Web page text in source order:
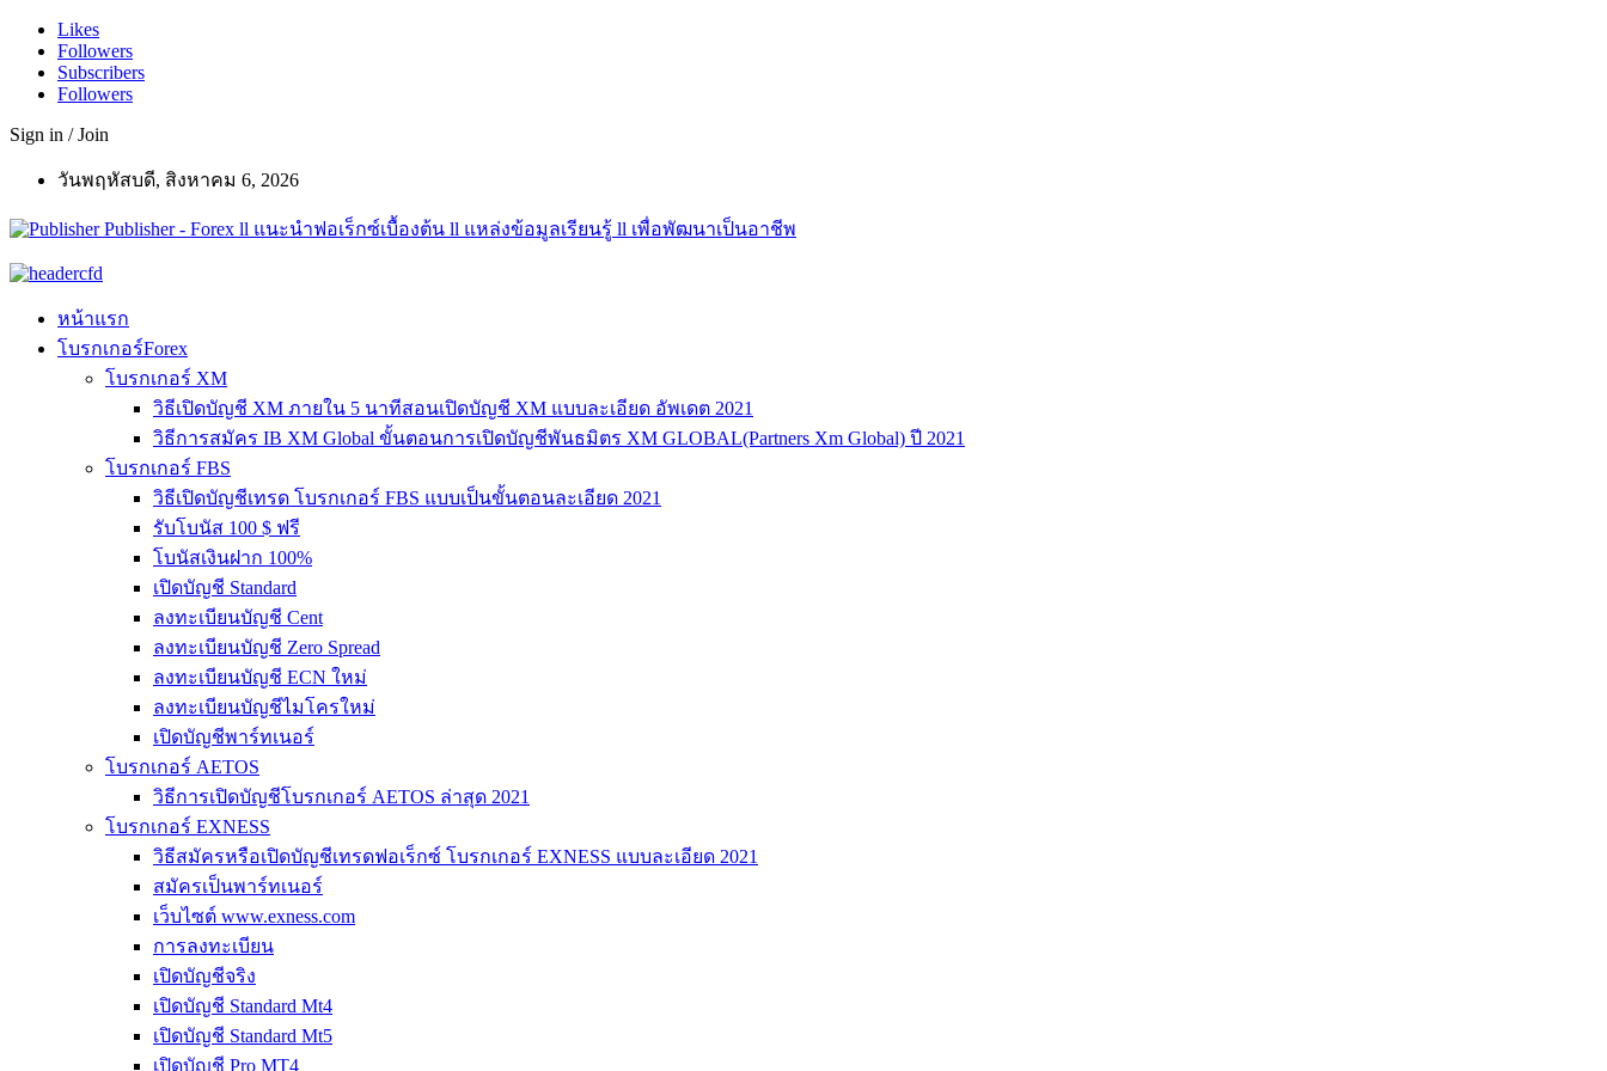
Likes
Followers
Subscribers
Followers
Sign in / Join
วันพฤหัสบดี, สิงหาคม 6, 2026
Publisher - Forex ll แนะนำฟอเร็กซ์เบื้องต้น ll แหล่งข้อมูลเรียนรู้ ll เพื่อพัฒนาเป็นอาชีพ
หน้าแรก
โบรกเกอร์Forex
โบรกเกอร์ XM
วิธีเปิดบัญชี XM ภายใน 5 นาทีสอนเปิดบัญชี XM แบบละเอียด อัพเดต 2021
วิธีการสมัคร IB XM Global ขั้นตอนการเปิดบัญชีพันธมิตร XM GLOBAL(Partners Xm Global) ปี 2021
โบรกเกอร์ FBS
วิธีเปิดบัญชีเทรด โบรกเกอร์ FBS แบบเป็นขั้นตอนละเอียด 2021
รับโบนัส 100 $ ฟรี
โบนัสเงินฝาก 100%
เปิดบัญชี Standard
ลงทะเบียนบัญชี Cent
ลงทะเบียนบัญชี Zero Spread
ลงทะเบียนบัญชี ECN ใหม่
ลงทะเบียนบัญชีไมโครใหม่
เปิดบัญชีพาร์ทเนอร์
โบรกเกอร์ AETOS
วิธีการเปิดบัญชีโบรกเกอร์ AETOS ล่าสุด 2021
โบรกเกอร์ EXNESS
วิธีสมัครหรือเปิดบัญชีเทรดฟอเร็กซ์ โบรกเกอร์ EXNESS แบบละเอียด 2021
สมัครเป็นพาร์ทเนอร์
เว็บไซต์ www.exness.com
การลงทะเบียน
เปิดบัญชีจริง
เปิดบัญชี Standard Mt4
เปิดบัญชี Standard Mt5
เปิดบัญชี Pro MT4